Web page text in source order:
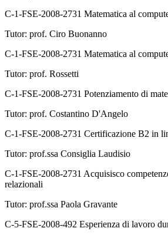
C-1-FSE-2008-2731 Matematica al
Tutor: prof. Ciro Buonanno
C-1-FSE-2008-2731 Matematica al
Tutor: prof. Rossetti
C-1-FSE-2008-2731 Potenziamento di
Tutor: prof. Costantino D'Angelo
C-1-FSE-2008-2731 Certificazione B2 in
Tutor: prof.ssa Consiglia Laudisio
C-1-FSE-2008-2731 Acquisisco
relazionali
Tutor: prof.ssa Paola Gravante
C-5-FSE-2008-492 Esperienza di lavoro